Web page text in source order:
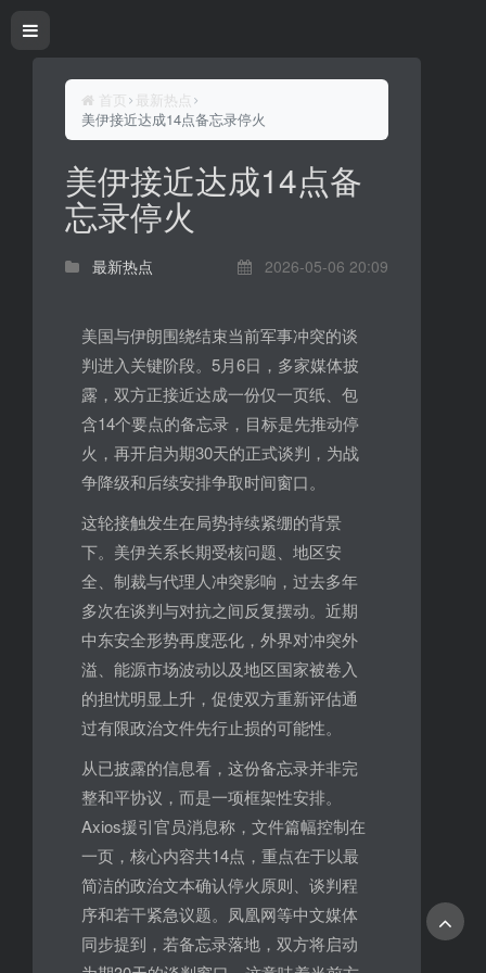
首页
最新热点
美伊接近达成14点备忘录停火
美伊接近达成14点备
忘录停火
最新热点 2026-05-06 20:09
美国与伊朗围绕结束当前军事冲突的谈
判进入关键阶段。5月6日，多家媒体披
露，双方正接近达成一份仅一页纸、包
含14个要点的备忘录，目标是先推动停
火，再开启为期30天的正式谈判，为战
争降级和后续安排争取时间窗口。
这轮接触发生在局势持续紧绷的背景
下。美伊关系长期受核问题、地区安
全、制裁与代理人冲突影响，过去多年
多次在谈判与对抗之间反复摆动。近期
中东安全形势再度恶化，外界对冲突外
溢、能源市场波动以及地区国家被卷入
的担忧明显上升，促使双方重新评估通
过有限政治文件先行止损的可能性。
从已披露的信息看，这份备忘录并非完
整和平协议，而是一项框架性安排。
Axios援引官员消息称，文件篇幅控制在
一页，核心内容共14点，重点在于以最
简洁的政治文本确认停火原则、谈判程
序和若干紧急议题。凤凰网等中文媒体
同步提到，若备忘录落地，双方将启动